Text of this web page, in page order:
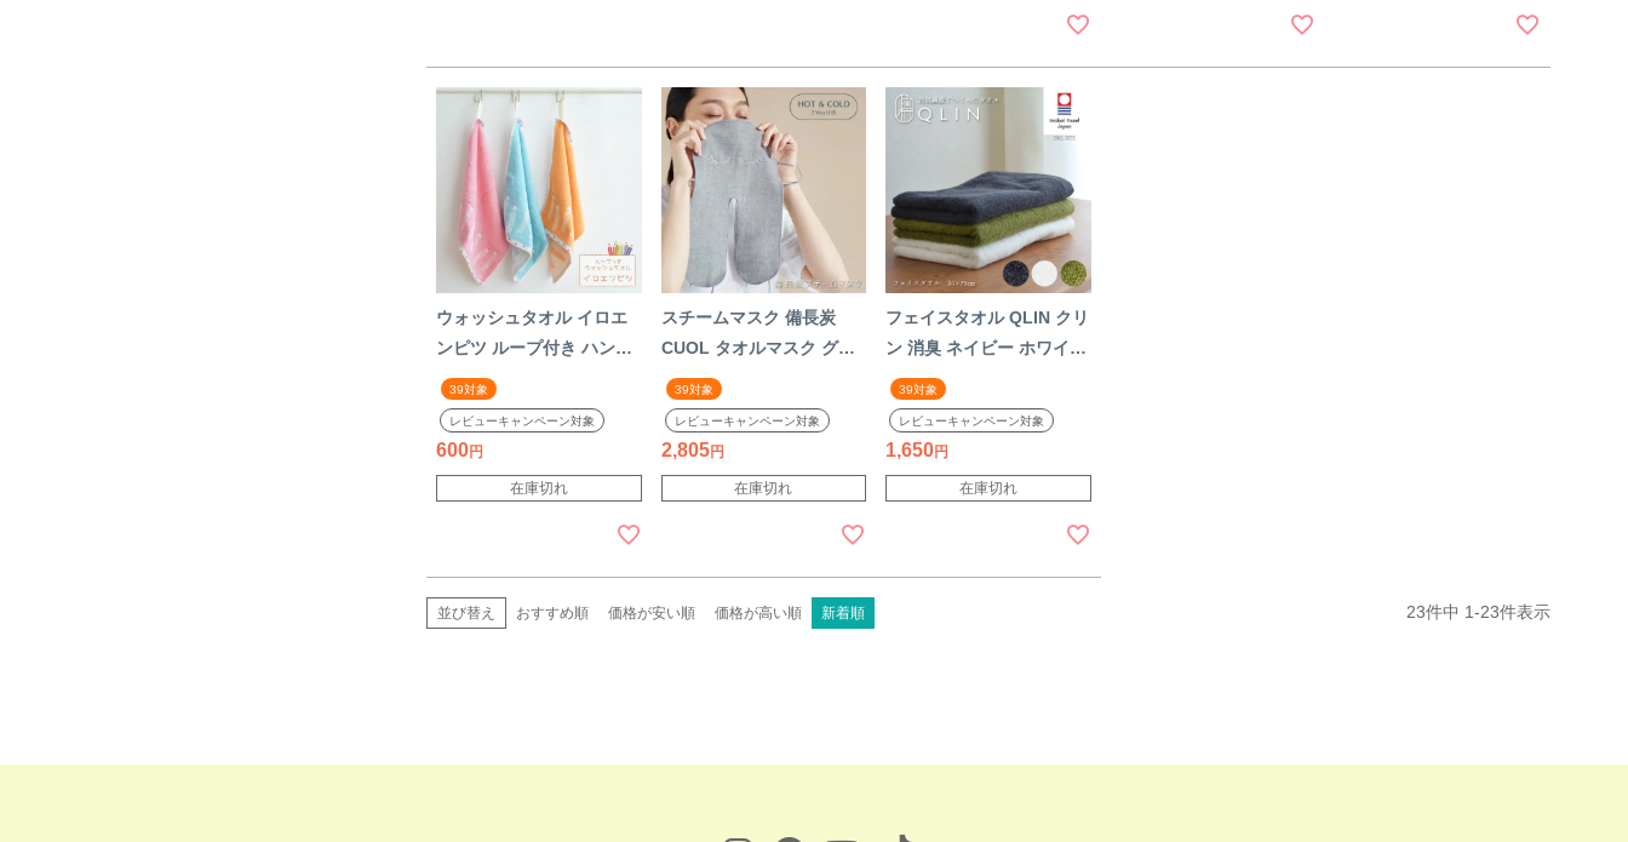
ウォッシュタオル イロエ
ンピツ ループ付き ハンカ
チ ブルー ピンク オレンジ
コットン100% 綿 タオル
ナチュラル 今治 可愛い 子
国産
39対象
レビューキャンペーン対象
600
在庫切れ
スチームマスク 備長炭
CUOL タオルマスク グレ
ー フェイスケア 美肌 ホッ
ト クール 毛穴ケア 美容
繰り返し使える 今治 綿 コ
日本製【39】
39対象
レビューキャンペーン対象
2,805
在庫切れ
フェイスタオル QLIN クリ
ン 消臭 ネイビー ホワイト
グリーン コットン100%
綿 タオル 防臭 柔らかい
今治 おしゃれ 今治タオル
39対象
レビューキャンペーン対象
1,650
在庫切れ
並び替え おすすめ順 価格が安い順 価格が高い順 新着順 23件中 1-23件表示